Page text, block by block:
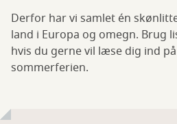
Derfor har vi samlet én
land i Europa og omegn. Brug
hvis du gerne vil læse dig ind
sommerferien.